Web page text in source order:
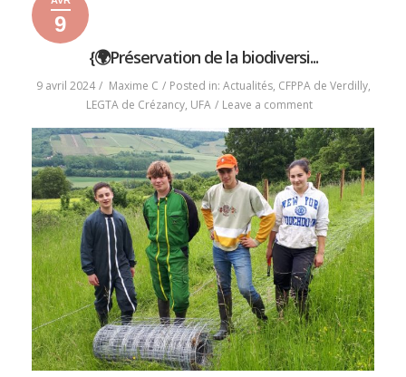
9
avril
13
janvier
92024
{🌍Préservation de la biodiversi...
9 avril 2024 Maxime C Posted in: Actualités, CFPPA de Verdilly,
LEGTA de Crézancy, UFA Leave a commenton
Préservation
de
la
biodiversité
🌱
🐾}